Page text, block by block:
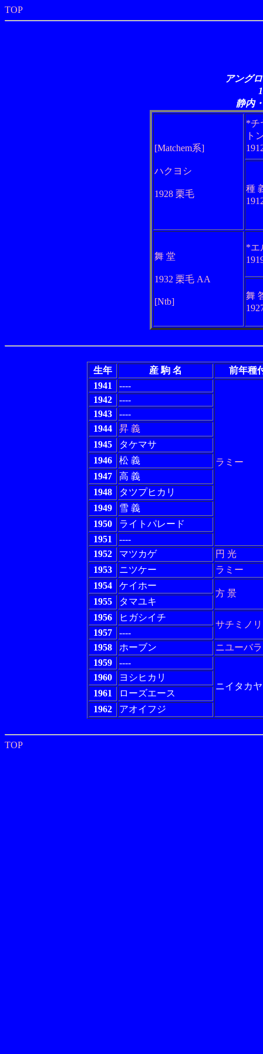
TOP
アング
静内
[Matchem系]
ハクヨシ
1928 栗毛
*チ
ト
種
舞 堂
1932 栗毛 AA
[Ntb]
*エ
舞
生年 産 駒 名
前年種
1941
----
ラミー
1942
----
1943
----
1944
昇 義
1945
タケマサ
1946
松 義
1947
高 義
1948
タツプヒカリ
1949
雪 義
1950
ライトパレード
1951
----
1952
マツカゲ
円 光
1953
ニツケー
ラミー
1954
ケイホー
方 景
1955
タマユキ
1956
ヒガシイチ
サチミノリ
1957
----
1958
ホーブン
ニユーバ
1959
----
ニイタカ
1960
ヨシヒカリ
1961
ローズエース
1962
アオイフジ
TOP